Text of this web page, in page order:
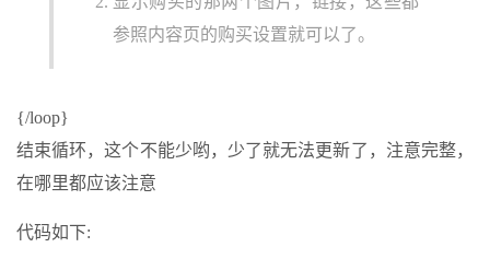
参照内容页的购买设置就可以了。
{/loop}
结束循环，这个不能少哟，少了就无法更新了，注意完整，
在哪里都应该注意
代码如下: